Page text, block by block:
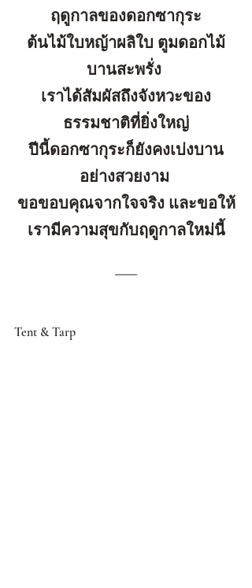
ฤดูกาลของดอกซากุระ
ต้นไม้ใบหญ้าผลิใบ ตูมดอกไม้
บานสะพรั่ง
เราได้สัมผัสถึงจังหวะของ
ธรรมชาติที่ยิ่งใหญ่
ปีนี้ดอกซากุระก็ยังคงเบ่งบาน
อย่างสวยงาม
ขอขอบคุณจากใจจริง และขอให้
เรามีความสุขกับฤดูกาลใหม่นี้
Tent & Tarp